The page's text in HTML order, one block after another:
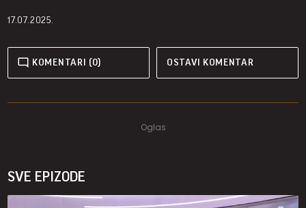
17.07.2025.
KOMENTARI (0) OSTAVI KOMENTAR
SVE EPIZODE